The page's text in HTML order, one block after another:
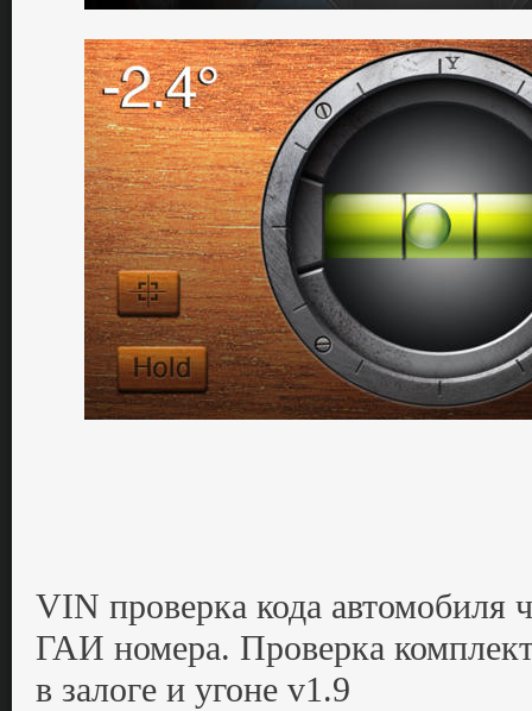
VIN проверка кода автомобиля
ГАИ номера. Проверка
в залоге и угоне v1.9